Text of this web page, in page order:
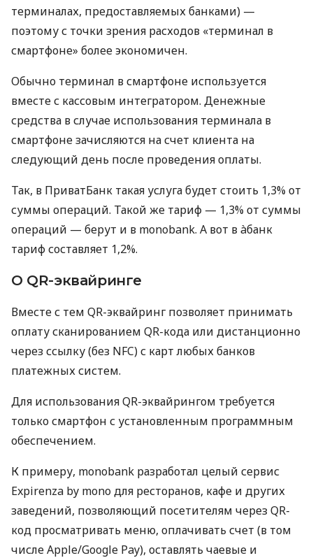
терминалах, предоставляемых банками) —
поэтому с точки зрения расходов «терминал в
смартфоне» более экономичен.
Обычно терминал в смартфоне используется
вместе с кассовым интегратором. Денежные
средства в случае использования терминала в
смартфоне зачисляются на счет клиента на
следующий день после проведения оплаты.
Так, в ПриватБанк такая услуга будет стоить 1,3% от
суммы операций. Такой же тариф — 1,3% от суммы
операций — берут и в monobank. А вот в àбанк
тариф составляет 1,2%.
О QR-эквайринге
Вместе с тем QR-эквайринг позволяет принимать
оплату сканированием QR-кода или дистанционно
через ссылку (без NFC) с карт любых банков
платежных систем.
Для использования QR-эквайрингом требуется
только смартфон с установленным программным
обеспечением.
К примеру, monobank разработал целый сервис
Expirenza by mono для ресторанов, кафе и других
заведений, позволяющий посетителям через QR-
код просматривать меню, оплачивать счет (в том
числе Apple/Google Pay), оставлять чаевые и